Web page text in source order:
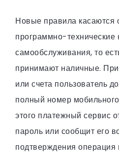
Новые правила касаются
программно-технические
самообслуживания, то
принимают наличные.
или счета пользователь
полный номер
этого платежный сервис
пароль или сообщит его
подтверждения операция